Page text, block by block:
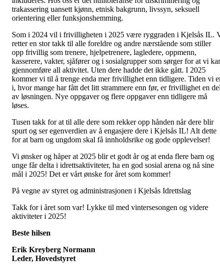
trakassering uansett kjønn, etnisk bakgrunn, livssyn, seksuell
orientering eller funksjonshemming.
Som i 2024 vil i frivilligheten i 2025 være ryggraden i Kjelsås IL.
retter en stor takk til alle foreldre og andre nærstående som stiller
opp frivillig som trenere, hjelpetrenere, lagledere, oppmenn,
kasserere, vakter, sjåfører og i sosialgrupper som sørger for at vi
gjennomføre all aktivitet. Uten dere hadde det ikke gått. I 2025
kommer vi til å trenge enda mer frivillighet enn tidligere. Tiden vi
i, hvor mange har fått det litt strammere enn før, er frivillighet en
av løsningen. Nye oppgaver og flere oppgaver enn tidligere må
løses.
Tusen takk for at til alle dere som rekker opp hånden når dere blir
spurt og ser egenverdien av å engasjere dere i Kjelsås IL! Alt dette
for at barn og ungdom skal få innholdsrike og gode opplevelser!
Vi ønsker og håper at 2025 blir et godt år og at enda flere barn og
unge får delta i idrettsaktiviteter, ha en god sosial arena og nå sine
mål i 2025! Det er vårt ønske for året som kommer!
På vegne av styret og administrasjonen i Kjelsås Idrettslag
Takk for i året som var! Lykke til med vintersesongen og videre
aktiviteter i 2025!
Beste hilsen
Erik Kreyberg Normann
Leder, Hovedstyret